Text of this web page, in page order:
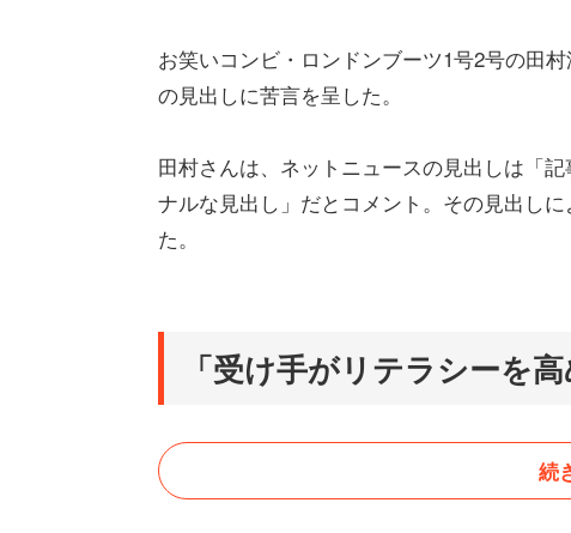
お笑いコンビ・ロンドンブーツ1号2号の田
の見出しに苦言を呈した。
田村さんは、ネットニュースの見出しは「
ナルな見出し」だとコメント。その見出し
た。
「受け手がリテラシーを
続